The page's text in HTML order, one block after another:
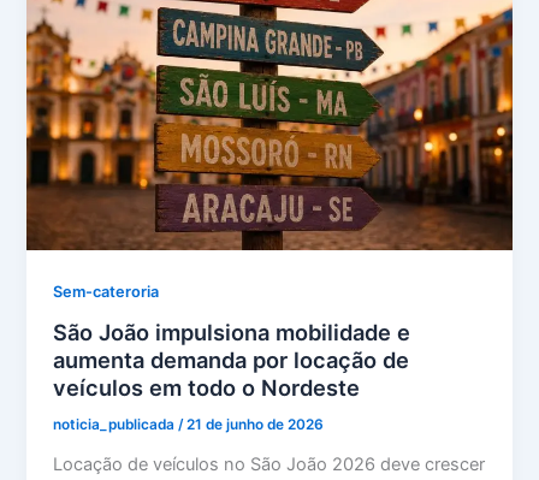
Sem-cateroria
São João impulsiona mobilidade e
aumenta demanda por locação de
veículos em todo o Nordeste
noticia_publicada/21 de junho de 2026
Locação de veículos no São João 2026 deve crescer